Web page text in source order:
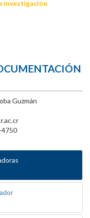
investigación
Guzmán
4750